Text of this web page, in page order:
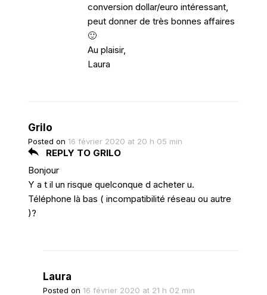
conversion dollar/euro intéressant,
peut donner de très bonnes affaires
🙂
Au plaisir,
Laura
Grilo
Posted on 16 février 2020 at 20 h 05 min
REPLY TO GRILO
Bonjour
Y a t il un risque quelconque d acheter u.
Téléphone là bas ( incompatibilité réseau ou autre
)?
Laura
Posted on 16 février 2020 at 21 h 02 min